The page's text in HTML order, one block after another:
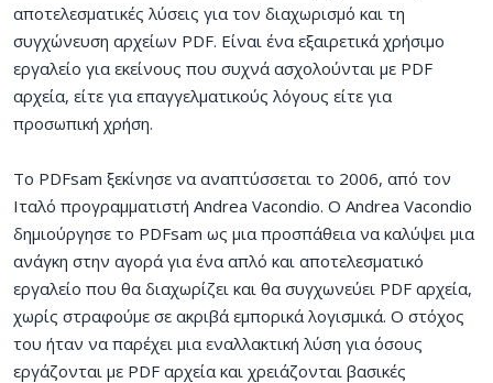
αποτελεσματικές λύσεις για τον διαχωρισμό και τη
συγχώνευση αρχείων PDF. Είναι ένα εξαιρετικά χρήσιμο
εργαλείο για εκείνους που συχνά ασχολούνται με PDF
αρχεία, είτε για επαγγελματικούς λόγους είτε για
προσωπική χρήση.
Το PDFsam ξεκίνησε να αναπτύσσεται το 2006, από τον
Ιταλό προγραμματιστή Andrea Vacondio. Ο Andrea Vacondio
δημιούργησε το PDFsam ως μια προσπάθεια να καλύψει μια
ανάγκη στην αγορά για ένα απλό και αποτελεσματικό
εργαλείο που θα διαχωρίζει και θα συγχωνεύει PDF αρχεία,
χωρίς στραφούμε σε ακριβά εμπορικά λογισμικά. Ο στόχος
του ήταν να παρέχει μια εναλλακτική λύση για όσους
εργάζονται με PDF αρχεία και χρειάζονται βασικές